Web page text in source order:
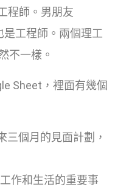
程師。男朋友
是工程師。兩個理工
不一樣。
Sheet，裡面有幾個
三個月的見面計劃，
工作和生活的重要事